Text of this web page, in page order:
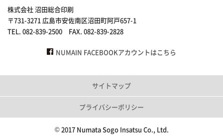
株式会社 沼田総合印刷
〒731-3271 広島市安佐南区沼田町阿戸657-1
TEL. 082-839-2500 FAX. 082-839-2828
NUMAIN FACEBOOKアカウントはこちら
サイトマップ
プライバシーポリシー
© 2017 Numata Sogo Insatsu Co., Ltd.